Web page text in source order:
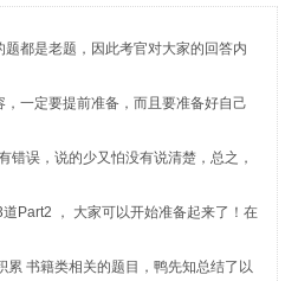
都是老题，因此考官对大家的回答内
一定要提前准备，而且要准备好自己
误，说的少又怕没有说清楚，总之，
Part2 ， 大家可以开始准备起来了！在
书籍类相关的题目，鸭先知总结了以